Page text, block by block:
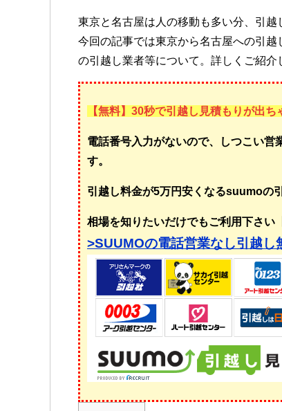
東京と名古屋は人の移動も多い分、引
今回の記事では東京から名古屋への引
の引越し業者等について。詳しくご紹介
【無料】30秒で引越し見積もりが出ち
電話番号入力がないので、しつこい営
す。
引越し料金が5万円安くなるsuumoの
相場を知りたいだけでもご利用下さい
>SUUMOの電話営業なし引越し